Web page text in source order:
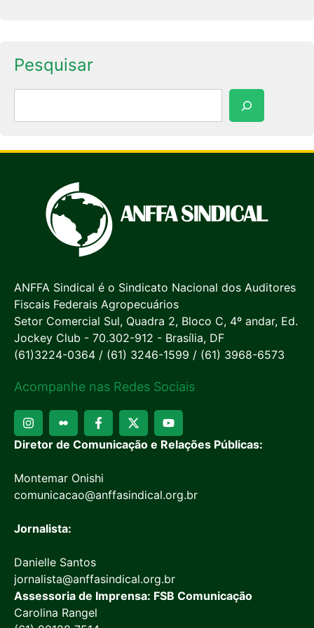
Pesquisar
ANFFA Sindical é o Sindicato Nacional dos Auditores
Fiscais Federais Agropecuários
Setor Comercial Sul, Quadra 2, Bloco C, 4º andar, Ed.
Jockey Club - 70.302-912 - Brasília, DF
(61)3224-0364 / (61) 3246-1599 / (61) 3968-6573
Acompanhe nas Redes Sociais
Diretor de Comunicação e Relações Públicas:
Montemar Onishi
comunicacao@anffasindical.org.br
Jornalista:
Danielle Santos
jornalista@anffasindical.org.br
Assessoria de Imprensa: FSB Comunicação
Carolina Rangel